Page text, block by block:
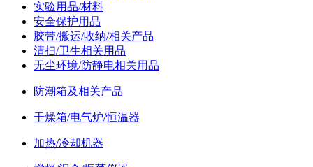
实验用品/材料
安全保护用品
胶带/搬运/收纳/相关产品
清扫/卫生相关用品
无尘环境/防静电相关用品
防潮箱及相关产品
干燥箱/电气炉/恒温器
加热/冷却机器